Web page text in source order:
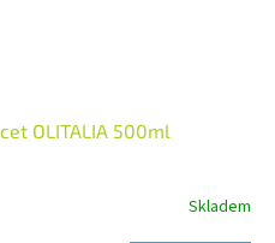
OLITALIA 500ml
Skladem